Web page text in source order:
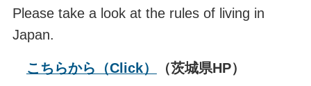
Please take a look at the rules of living in
Japan.
こちらから（Click） （茨城県HP）